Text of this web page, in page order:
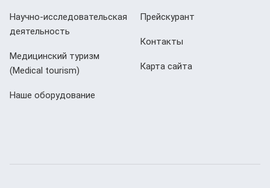
Научно-исследовательская
деятельность
Медицинский туризм
(Мedical tourism)
Наше оборудование
Прейскурант
Контакты
Карта сайта